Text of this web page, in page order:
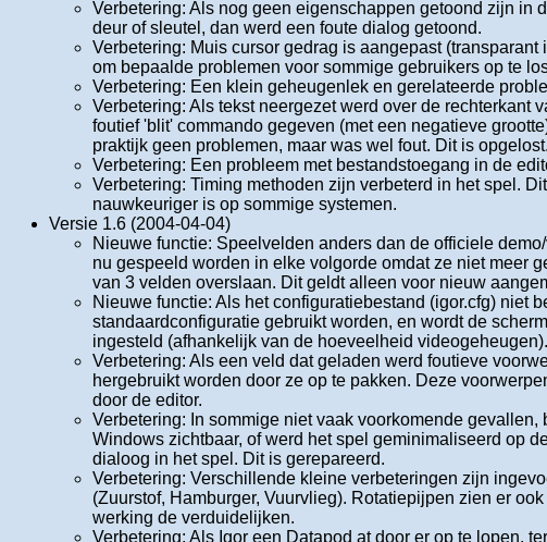
Verbetering: Als nog geen eigenschappen getoond zijn in
deur of sleutel, dan werd een foute dialog getoond.
Verbetering: Muis cursor gedrag is aangepast (transparant
om bepaalde problemen voor sommige gebruikers op te
Verbetering: Een klein geheugenlek en gerelateerde
Verbetering: Als tekst neergezet werd over de rechterkant
foutief 'blit' commando gegeven (met een negatieve
praktijk geen problemen, maar was wel fout. Dit is opgelost.
Verbetering: Een probleem met bestandstoegang in de
Verbetering: Timing methoden zijn verbeterd in het spel.
nauwkeuriger is op sommige systemen.
Versie 1.6 (2004-04-04)
Nieuwe functie: Speelvelden anders dan de officiele
nu gespeeld worden in elke volgorde omdat ze niet meer
van 3 velden overslaan. Dit geldt alleen voor nieuw
Nieuwe functie: Als het configuratiebestand (igor.cfg) niet
standaardconfiguratie gebruikt worden, en wordt de
ingesteld (afhankelijk van de hoeveelheid videogeheugen).
Verbetering: Als een veld dat geladen werd foutieve
hergebruikt worden door ze op te pakken. Deze
door de editor.
Verbetering: In sommige niet vaak voorkomende gevallen,
Windows zichtbaar, of werd het spel geminimaliseerd op
dialoog in het spel. Dit is gerepareerd.
Verbetering: Verschillende kleine verbeteringen zijn
(Zuurstof, Hamburger, Vuurvlieg). Rotatiepijpen zien er
werking de verduidelijken.
Verbetering: Als Igor een Datapod at door er op te lopen,